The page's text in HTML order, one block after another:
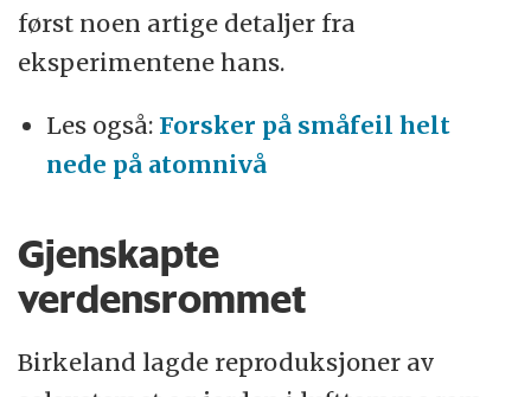
først noen artige detaljer fra
eksperimentene hans.
Les også:Forsker på småfeil helt
nede på atomnivå
Gjenskapte
verdensrommet
Birkeland lagde reproduksjoner av